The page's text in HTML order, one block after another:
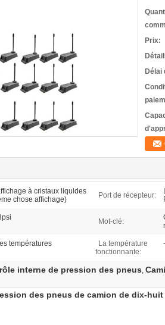
Prix:
Délai
à cristaux liquides
chose affichage)
Port de récepteur:
Mot-clé:
températures
La température
fonctionnante:
interne de pression des pneus,
des pneus de camion de dix-huit